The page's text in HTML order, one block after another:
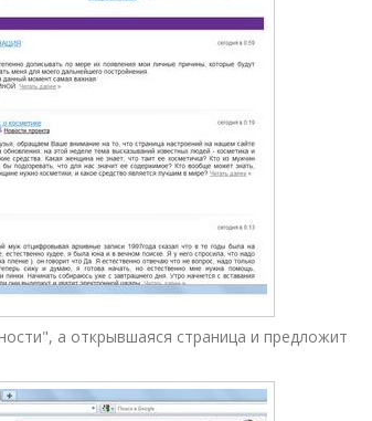
а открывшаяся страница и предложит